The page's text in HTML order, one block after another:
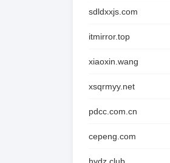
sdldxxjs.com
itmirror.top
xiaoxin.wang
xsqrmyy.net
pdcc.com.cn
cepeng.com